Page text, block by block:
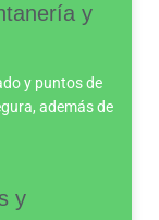
y
y puntos de
además de
y